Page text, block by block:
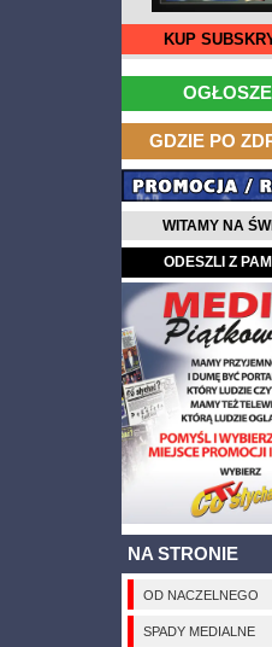
KUP
GDZIE PO
WITAMY NA
ODESZLI Z
NA STRONIE
OD NACZELNEGO
SPADY MEDIALNE